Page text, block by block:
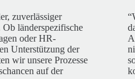
zuverlässiger
länderspezifische
oder HR-
Unterstützung der
wir unsere Prozesse
auf der